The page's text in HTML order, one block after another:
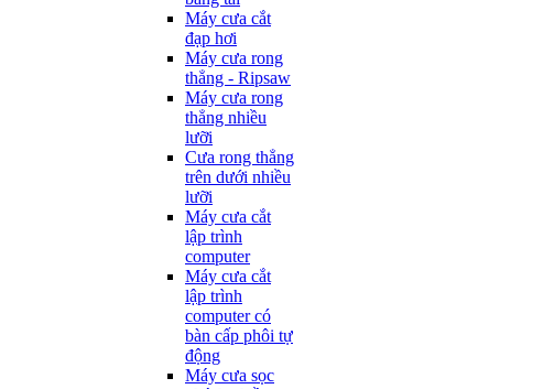
Máy cưa cắt
đạp hơi
Máy cưa rong
thẳng - Ripsaw
Máy cưa rong
thẳng nhiều
lưỡi
Cưa rong thẳng
trên dưới nhiều
lưỡi
Máy cưa cắt
lập trình
computer
Máy cưa cắt
lập trình
computer có
bàn cấp phôi tự
động
Máy cưa sọc